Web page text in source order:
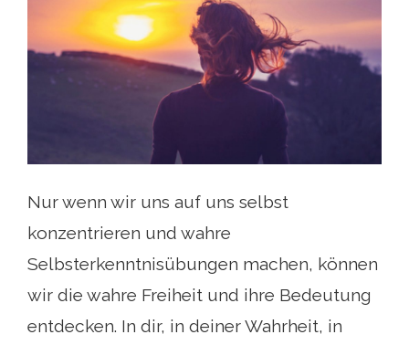
Nur wenn wir uns auf uns selbst
konzentrieren und wahre
Selbsterkenntnisübungen machen, können
wir die wahre Freiheit und ihre Bedeutung
entdecken. In dir, in deiner Wahrheit, in